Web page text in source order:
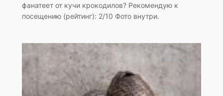
фанатеет от кучи крокодилов? Рекомендую к
посещению (рейтинг): 2/10 Фото внутри.